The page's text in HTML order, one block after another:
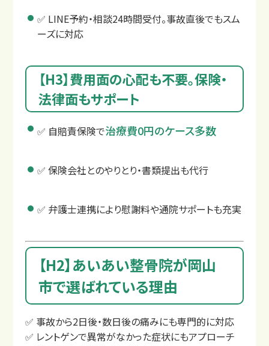
もし交通事故に遭ったら？
✅ LINE予約・相談24時間受付。事故直後でもスム
ーズに対応
【H3】費用面の心配も不要。保険・
法律面もサポート
✅ 自賠責保険で治療費0円のケース多数
✅ 保険会社とのやりとり・書類提出も代行
✅ 弁護士連携により慰謝料や通院サポートも充実
【H2】あいあい整骨院が岡山
市で選ばれている理由
✅ 事故から2日後・数日後の痛みにも専門的に対応
✅ レントゲンで異常がなかった症状にもアプローチ